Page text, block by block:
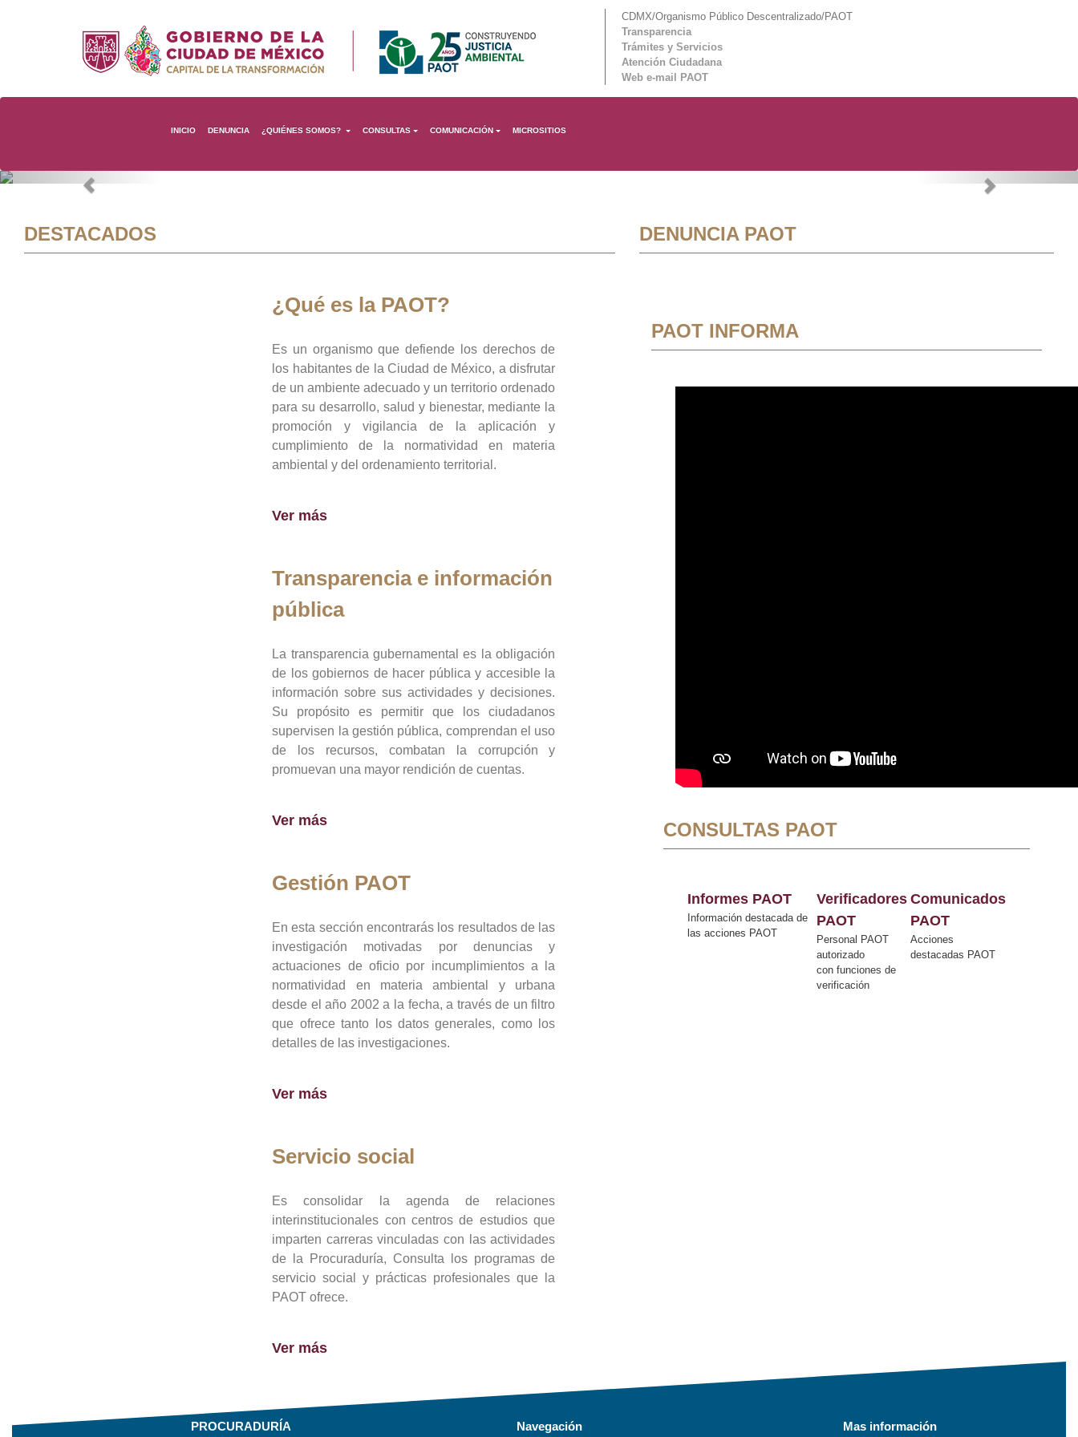
CDMX/Organismo Público Descentralizado/PAOT
Transparencia
Trámites y Servicios
Atención Ciudadana
Web e-mail PAOT
INICIO DENUNCIA ¿QUIÉNES SOMOS? CONSULTAS COMUNICACIÓN MICROSITIOS
Previous Next
DESTACADOS
¿Qué es la PAOT?
Es un organismo que defiende los derechos de
los habitantes de la Ciudad de México, a disfrutar
de un ambiente adecuado y un territorio ordenado
para su desarrollo, salud y bienestar, mediante la
promoción y vigilancia de la aplicación y
cumplimiento de la normatividad en materia
ambiental y del ordenamiento territorial.
Ver más
Transparencia e información
pública
La transparencia gubernamental es la obligación
de los gobiernos de hacer pública y accesible la
información sobre sus actividades y decisiones.
Su propósito es permitir que los ciudadanos
supervisen la gestión pública, comprendan el uso
de los recursos, combatan la corrupción y
promuevan una mayor rendición de cuentas.
Ver más
Gestión PAOT
En esta sección encontrarás los resultados de las
investigación motivadas por denuncias y
actuaciones de oficio por incumplimientos a la
normatividad en materia ambiental y urbana
desde el año 2002 a la fecha, a través de un filtro
que ofrece tanto los datos generales, como los
detalles de las investigaciones.
Ver más
Servicio social
Es consolidar la agenda de relaciones
interinstitucionales con centros de estudios que
imparten carreras vinculadas con las actividades
de la Procuraduría, Consulta los programas de
servicio social y prácticas profesionales que la
PAOT ofrece.
Ver más
DENUNCIA PAOT
PAOT INFORMA
CONSULTAS PAOT
Informes PAOT
Información destacada de
las acciones PAOT
Verificadores
PAOT
Personal PAOT
autorizado
con funciones de
verificación
Comunicados
PAOT
Acciones
destacadas PAOT
PROCURADURÍA Navegación Mas información